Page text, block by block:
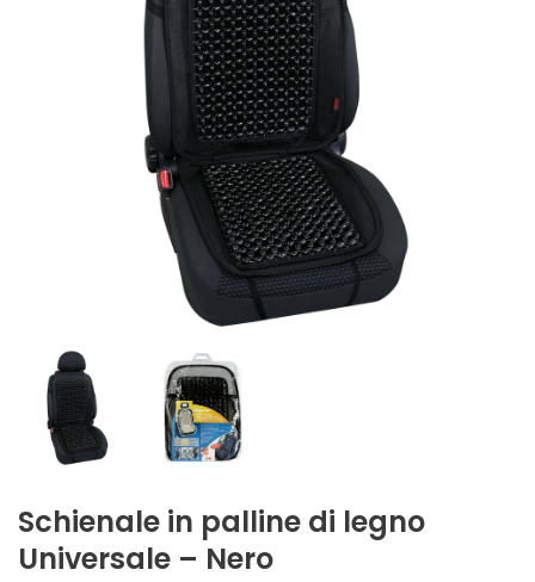
Schienale in palline di legno
Universale – Nero